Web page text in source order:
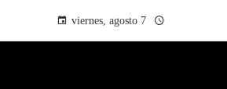
viernes, agosto 7